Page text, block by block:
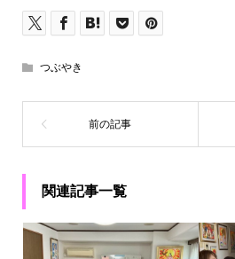
つぶやき
関連記事一覧